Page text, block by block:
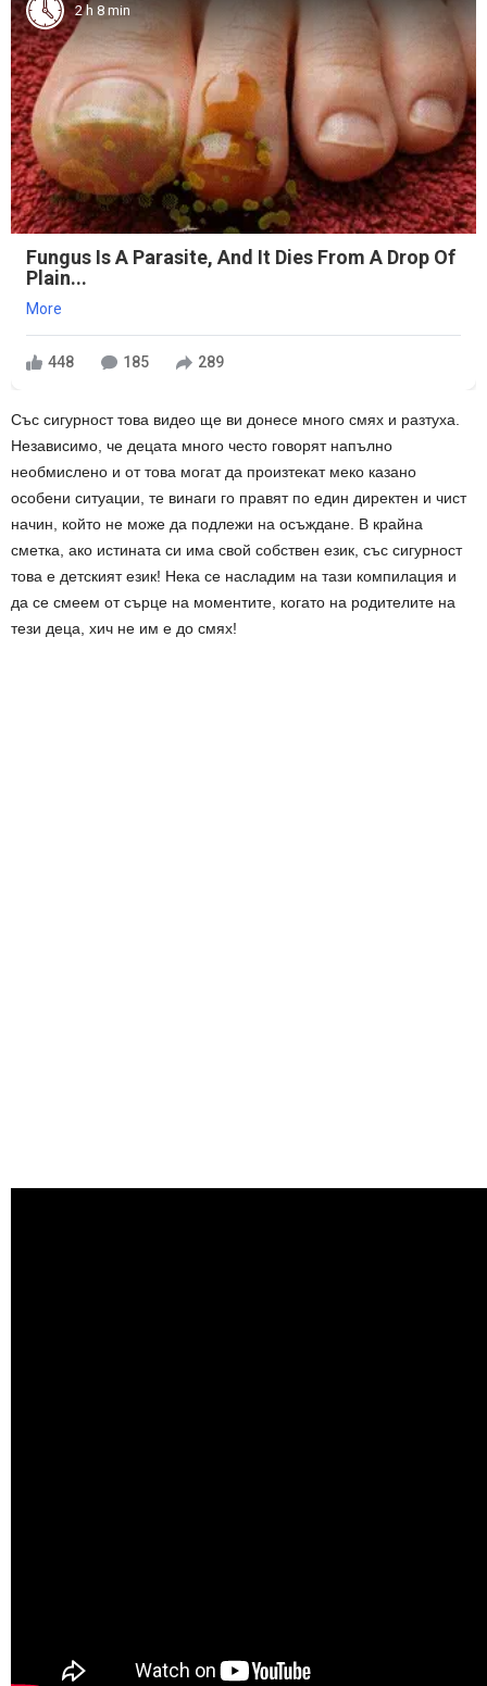
2 h 8 min
Fungus Is A Parasite, And It Dies From A Drop Of
Plain...
More
448 185 289
Със сигурност това видео ще ви донесе много смях и разтуха.
Независимо, че децата много често говорят напълно
необмислено и от това могат да произтекат меко казано
особени ситуации, те винаги го правят по един директен и чист
начин, който не може да подлежи на осъждане. В крайна
сметка, ако истината си има свой собствен език, със сигурност
това е детският език! Нека се насладим на тази компилация и
да се смеем от сърце на моментите, когато на родителите на
тези деца, хич не им е до смях!